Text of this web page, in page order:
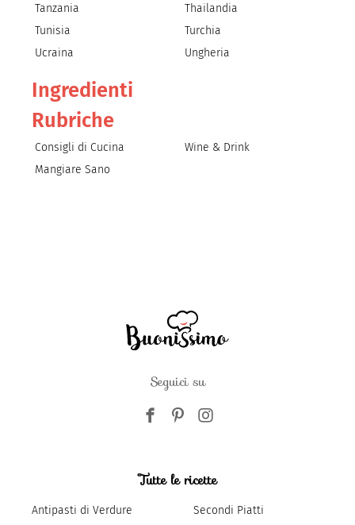
Tanzania
Thailandia
Tunisia
Turchia
Ucraina
Ungheria
Ingredienti
Rubriche
Consigli di Cucina
Wine & Drink
Mangiare Sano
Seguici su
Tutte le ricette
Antipasti di Verdure
Secondi Piatti